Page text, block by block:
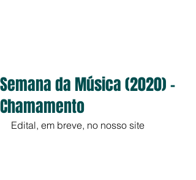
Semana da Música (2020) -
Chamamento
Edital, em breve, no nosso site